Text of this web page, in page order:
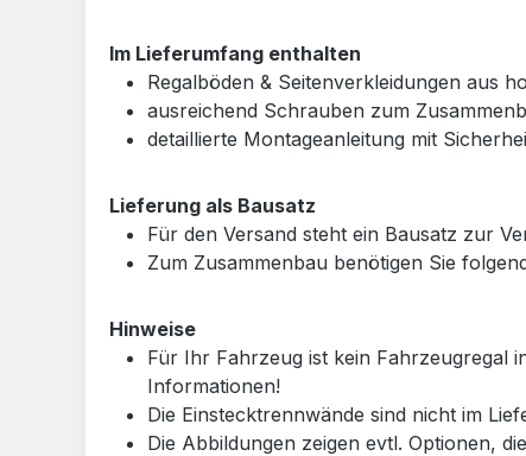
Im Lieferumfang enthalten
Regalböden & Seitenverkleidungen aus
ausreichend Schrauben zum
detaillierte Montageanleitung mit
Lieferung als Bausatz
Für den Versand steht ein Bausatz zur
Zum Zusammenbau benötigen Sie
Hinweise
Für Ihr Fahrzeug ist kein Fahrzeugregal
Informationen!
Die Einstecktrennwände sind nicht im
Die Abbildungen zeigen evtl. Optionen,